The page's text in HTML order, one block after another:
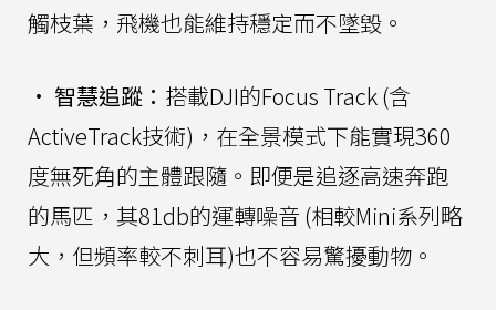
觸枝葉，飛機也能維持穩定而不墜毀。
• 智慧追蹤： 搭載DJI的Focus Track (含
ActiveTrack技術)，在全景模式下能實現360
度無死角的主體跟隨。即便是追逐高速奔跑
的馬匹，其81db的運轉噪音 (相較Mini系列略
大，但頻率較不刺耳)也不容易驚擾動物。